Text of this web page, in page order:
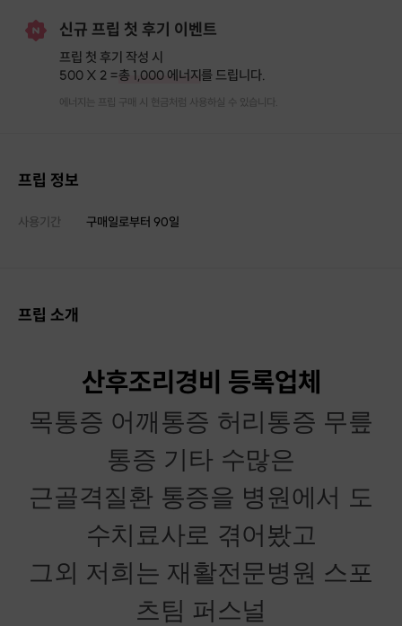
신규 프립 첫 후기 이벤트
프립 첫 후기 작성 시
500 X 2 =총 1,000 에너지를 드립니다.
에너지는 프립 구매 시 현금처럼 사용하실 수 있습니다.
프립 정보
사용기간 구매일로부터 90일
프립 소개
산후조리경비 등록업체
목통증 어깨통증 허리통증 무릎
통증 기타 수많은
근골격질환 통증을 병원에서 도
수치료사로 겪어봤고
그외 저희는 재활전문병원 스포
츠팀 퍼스널